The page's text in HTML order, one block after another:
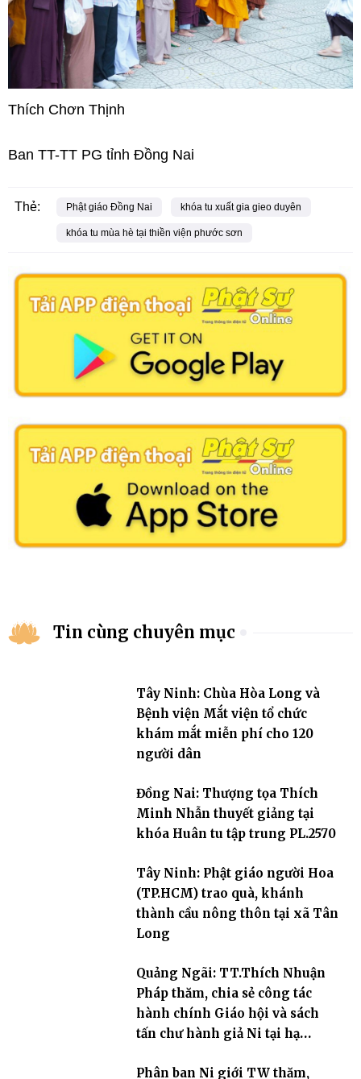
Thích Chơn Thịnh
Ban TT-TT PG tỉnh Đồng Nai
Thẻ: Phật giáo Đồng Nai khóa tu xuất gia gieo duyên
khóa tu mùa hè tại thiền viện phước sơn
Tin cùng chuyên mục
Tây Ninh: Chùa Hòa Long và
Bệnh viện Mắt viện tổ chức
khám mắt miễn phí cho 120
người dân
Đồng Nai: Thượng tọa Thích
Minh Nhẫn thuyết giảng tại
khóa Huân tu tập trung PL.2570
Tây Ninh: Phật giáo người Hoa
(TP.HCM) trao quà, khánh
thành cầu nông thôn tại xã Tân
Long
Quảng Ngãi: TT.Thích Nhuận
Pháp thăm, chia sẻ công tác
hành chính Giáo hội và sách
tấn chư hành giả Ni tại hạ
tỉnh
Phân ban Ni giới TW thăm,